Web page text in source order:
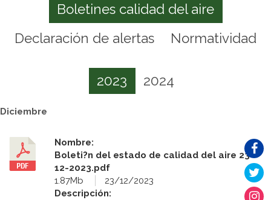
Boletines calidad del aire
Declaración de alertas
Normatividad
2023 2024
Diciembre
Nombre:
Boleti?n del estado de calidad del aire 23-
12-2023.pdf
1.87Mb
23/12/2023
Descripción: